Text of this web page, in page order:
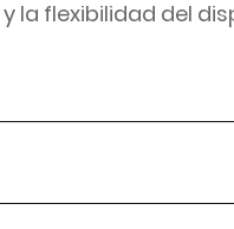
la flexibilidad del